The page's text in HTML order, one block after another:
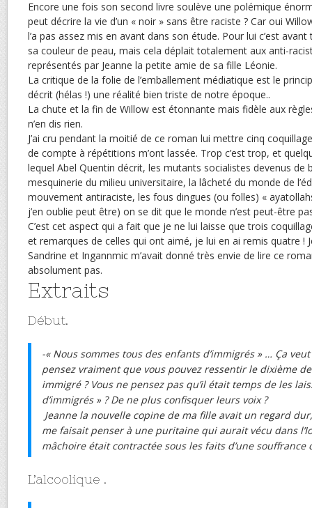
Encore une fois son second livre soulève une polémique
peut décrire la vie d’un « noir » sans être raciste ? Car oui
l’a pas assez mis en avant dans son étude. Pour lui c’est
sa couleur de peau, mais cela déplait totalement aux anti-
représentés par Jeanne la petite amie de sa fille Léonie.
La critique de la folie de l’emballement médiatique est le
décrit (hélas !) une réalité bien triste de notre époque..
La chute et la fin de Willow est étonnante mais fidèle aux
n’en dis rien.
J’ai cru pendant la moitié de ce roman lui mettre cinq
de compte à répétitions m’ont lassée. Trop c’est trop, et
lequel Abel Quentin décrit, les mutants socialistes devenus de
mesquinerie du milieu universitaire, la lâcheté du monde de
mouvement antiraciste, les fous dingues (ou folles) «
j’en oublie peut être) on se dit que le monde n’est peut-être
C’est cet aspect qui a fait que je ne lui laisse que trois
et remarques de celles qui ont aimé, je lui en ai remis quatre !
Sandrine et Ingannmic m’avait donné très envie de lire ce
absolument pas.
Extraits
Début.
-« Nous sommes tous des enfants d’immigrés » … Ça
pensez vraiment que vous pouvez ressentir le dixième
immigré ? Vous ne pensez pas qu’il était temps de les
d’immigrés » ? De ne plus confisquer leurs voix ?
Jeanne la nouvelle copine de ma fille avait un regard
me faisait penser à une puritaine qui aurait vécu dans
mâchoire était contractée sous les faits d’une souffrance
L’alcoolique .